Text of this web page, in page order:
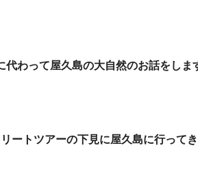
わって屋久島の大自然のお話をしま
ートツアーの下見に屋久島に行ってき